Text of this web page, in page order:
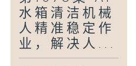
水箱清洁机械
人精准稳定作
业，解决人...